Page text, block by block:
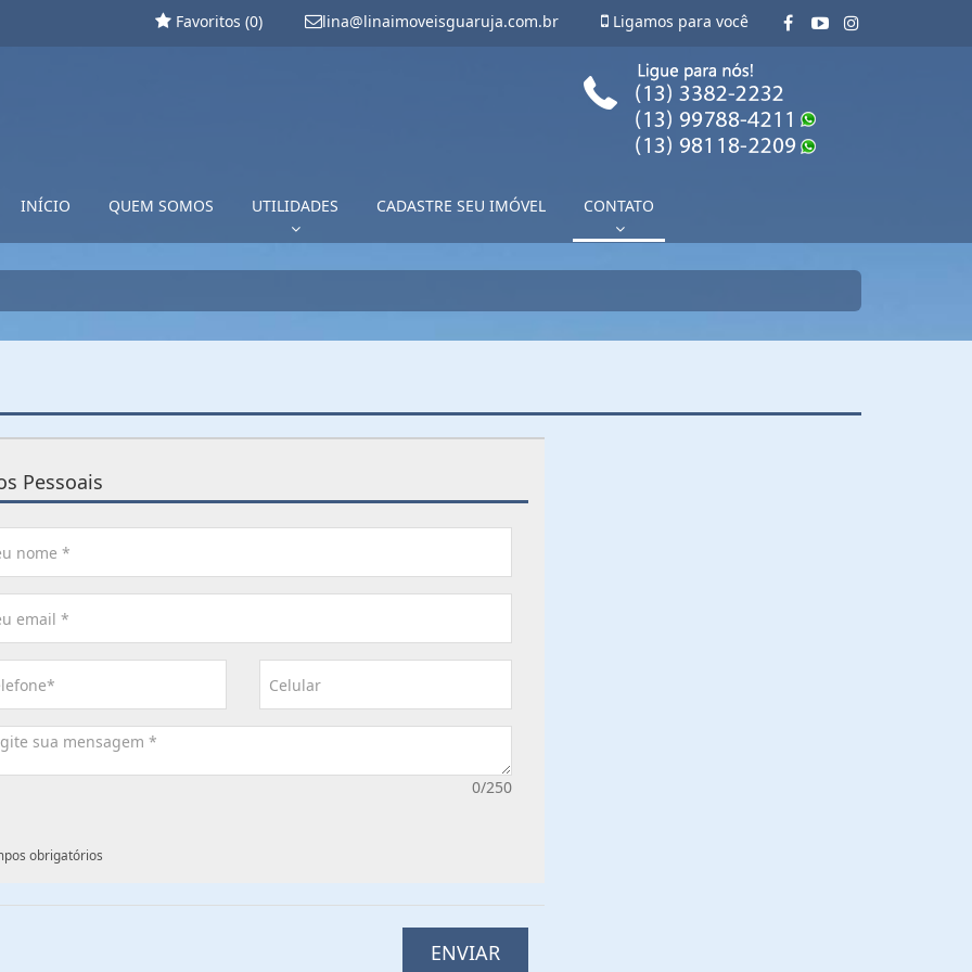
Ligamos para você
lina@linaimoveisguaruja.com.br
Favoritos (0)
INÍCIO QUEM SOMOS UTILIDADES CADASTRE SEU IMÓVEL CONTATO
Pessoais
0/250
obrigatórios
ENVIAR